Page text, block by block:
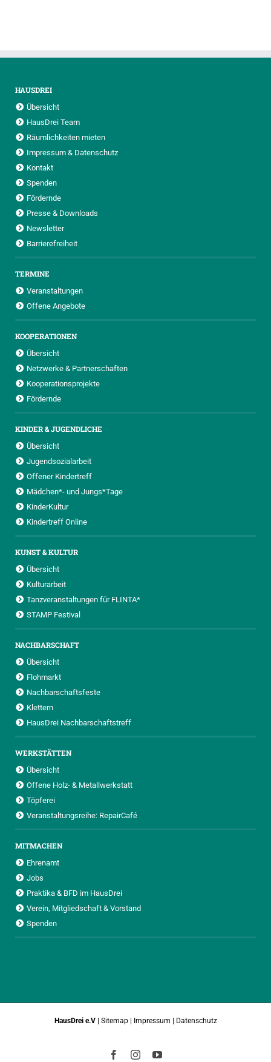
HAUSDREI
Übersicht
HausDrei Team
Räumlichkeiten mieten
Impressum & Datenschutz
Kontakt
Spenden
Fördernde
Presse & Downloads
Newsletter
Barrierefreiheit
TERMINE
Veranstaltungen
Offene Angebote
KOOPERATIONEN
Übersicht
Netzwerke & Partnerschaften
Kooperationsprojekte
Fördernde
KINDER & JUGENDLICHE
Übersicht
Jugendsozialarbeit
Offener Kindertreff
Mädchen*- und Jungs*Tage
KinderKultur
Kindertreff Online
KUNST & KULTUR
Übersicht
Kulturarbeit
Tanzveranstaltungen für FLINTA*
STAMP Festival
NACHBARSCHAFT
Übersicht
Flohmarkt
Nachbarschaftsfeste
Klettern
HausDrei Nachbarschaftstreff
WERKSTÄTTEN
Übersicht
Offene Holz- & Metallwerkstatt
Töpferei
Veranstaltungsreihe: RepairCafé
MITMACHEN
Ehrenamt
Jobs
Praktika & BFD im HausDrei
Verein, Mitgliedschaft & Vorstand
Spenden
HausDrei e.V | Sitemap| Impressum | Datenschutz
FacebookInstagramYouTube